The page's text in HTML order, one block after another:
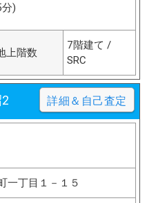
)
上階数
7階建て /
SRC
詳細＆自己査定
一丁目１－１５